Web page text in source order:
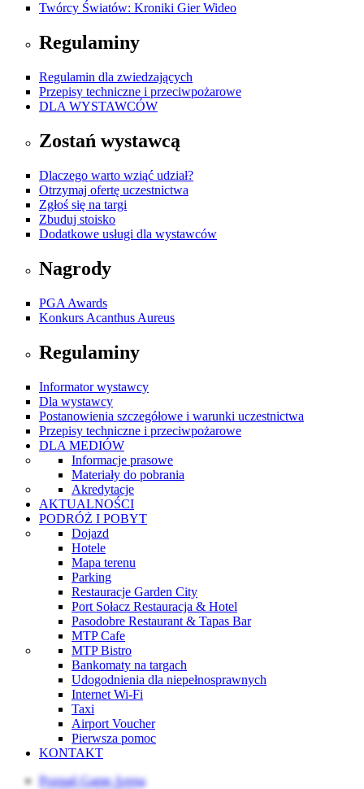
Twórcy Światów: Kroniki Gier Wideo
Regulaminy
Regulamin dla zwiedzających
Przepisy techniczne i przeciwpożarowe
DLA WYSTAWCÓW
Zostań wystawcą
Dlaczego warto wziąć udział?
Otrzymaj ofertę uczestnictwa
Zgłoś się na targi
Zbuduj stoisko
Dodatkowe usługi dla wystawców
Nagrody
PGA Awards
Konkurs Acanthus Aureus
Regulaminy
Informator wystawcy
Dla wystawcy
Postanowienia szczegółowe i warunki uczestnictwa
Przepisy techniczne i przeciwpożarowe
DLA MEDIÓW
Informacje prasowe
Materiały do pobrania
Akredytacje
AKTUALNOŚCI
PODRÓŻ I POBYT
Dojazd
Hotele
Mapa terenu
Parking
Restauracje Garden City
Port Sołacz Restauracja & Hotel
Pasodobre Restaurant & Tapas Bar
MTP Cafe
MTP Bistro
Bankomaty na targach
Udogodnienia dla niepełnosprawnych
Internet Wi-Fi
Taxi
Airport Voucher
Pierwsza pomoc
KONTAKT
Poznań Game Arena